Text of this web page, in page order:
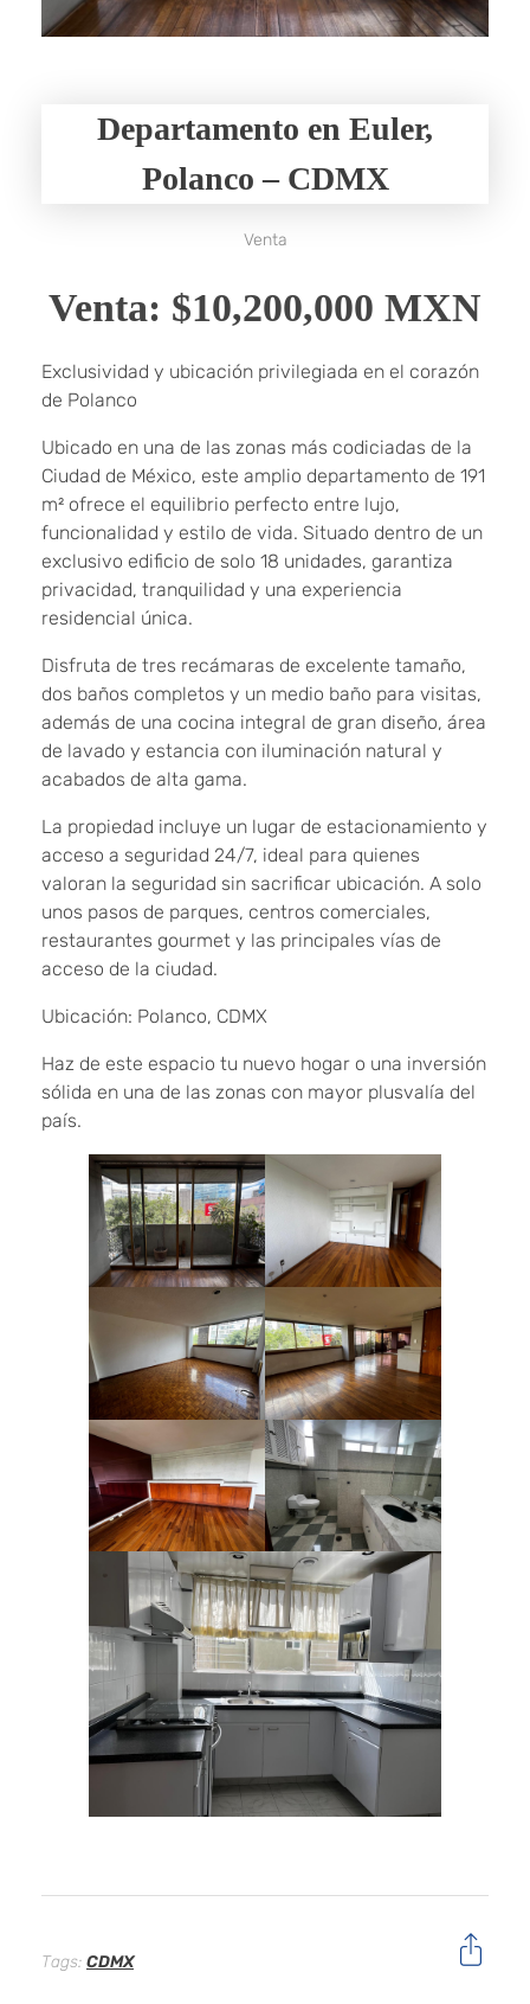
Financiamiento
Departamento en Euler,
Polanco – CDMX
Venta
Venta: $10,200,000 MXN
Exclusividad y ubicación privilegiada en el corazón
de Polanco
Ubicado en una de las zonas más codiciadas de la
Ciudad de México, este amplio departamento de 191
m² ofrece el equilibrio perfecto entre lujo,
funcionalidad y estilo de vida. Situado dentro de un
exclusivo edificio de solo 18 unidades, garantiza
privacidad, tranquilidad y una experiencia
residencial única.
Disfruta de tres recámaras de excelente tamaño,
dos baños completos y un medio baño para visitas,
además de una cocina integral de gran diseño, área
de lavado y estancia con iluminación natural y
acabados de alta gama.
La propiedad incluye un lugar de estacionamiento y
acceso a seguridad 24/7, ideal para quienes
valoran la seguridad sin sacrificar ubicación. A solo
unos pasos de parques, centros comerciales,
restaurantes gourmet y las principales vías de
acceso de la ciudad.
Ubicación: Polanco, CDMX
Haz de este espacio tu nuevo hogar o una inversión
sólida en una de las zonas con mayor plusvalía del
país.
Tags: CDMX